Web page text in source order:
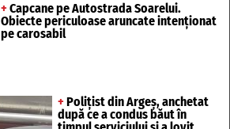
+ Capcane pe Autostrada Soarelui.
Obiecte periculoase aruncate intenționat
pe carosabil
+ Polițist din Argeș, anchetat
după ce a condus băut în